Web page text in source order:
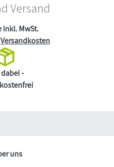
Versand
inkl. MwSt.
Versandkosten
-
uns